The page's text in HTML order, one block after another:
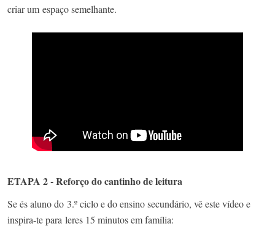
criar um espaço semelhante.
ETAPA 2 - Reforço do cantinho de leitura
Se és aluno do 3.º ciclo e do ensino secundário, vê este vídeo e
inspira-te para leres 15 minutos em família: